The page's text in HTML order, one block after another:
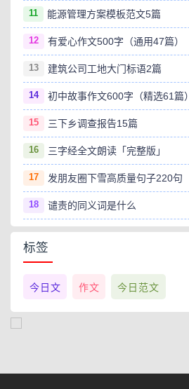
11 能源管理方案模板范文5篇
12 有爱心作文500字（通用47篇）
13 建筑公司工地大门标语2篇
14 初中故事作文600字（精选61篇）
15 三下乡调查报告15篇
16 三字经全文朗读「完整版」
17 发朋友圈下雪高质量句子220句
18 谴责的同义词是什么
标签
今日文 作文 今日范文